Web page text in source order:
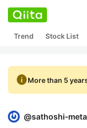
Trend Stock List
infoMore than 5
@sathoshi-